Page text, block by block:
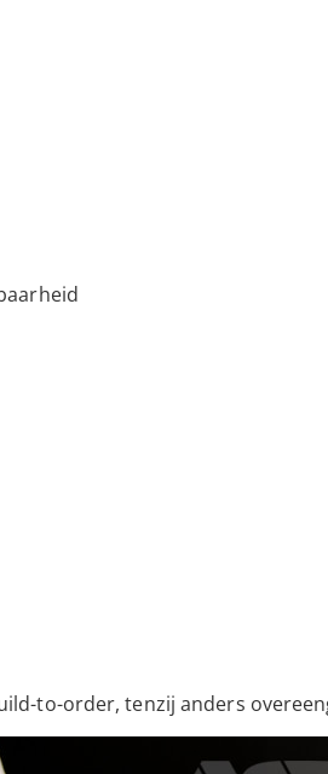
to-order, tenzij anders